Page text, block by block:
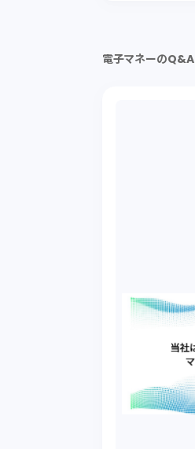
電子マネーのQ&A